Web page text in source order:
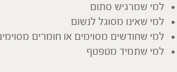
למי שמרגיש סתום
למי שאינו מסוגל לנשום
למי שחודשים מסוימים או חומרים
למי שתמיד מטפטף